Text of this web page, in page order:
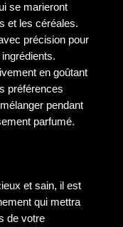
se marieront
et les céréales.
précision pour
en goûtant
préférences
pendant
parfumé.
et sain, il est
qui mettra
de votre